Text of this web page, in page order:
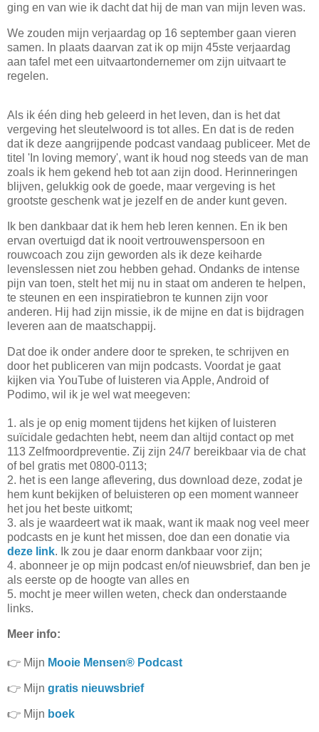
ging en van wie ik dacht dat hij de man van mijn leven was.
We zouden mijn verjaardag op 16 september gaan vieren
samen. In plaats daarvan zat ik op mijn 45ste verjaardag
aan tafel met een uitvaartondernemer om zijn uitvaart te
regelen.
Als ik één ding heb geleerd in het leven, dan is het dat
vergeving het sleutelwoord is tot alles. En dat is de reden
dat ik deze aangrijpende podcast vandaag publiceer. Met de
titel 'In loving memory', want ik houd nog steeds van de man
zoals ik hem gekend heb tot aan zijn dood. Herinneringen
blijven, gelukkig ook de goede, maar vergeving is het
grootste geschenk wat je jezelf en de ander kunt geven.
Ik ben dankbaar dat ik hem heb leren kennen. En ik ben
ervan overtuigd dat ik nooit vertrouwenspersoon en
rouwcoach zou zijn geworden als ik deze keiharde
levenslessen niet zou hebben gehad. Ondanks de intense
pijn van toen, stelt het mij nu in staat om anderen te helpen,
te steunen en een inspiratiebron te kunnen zijn voor
anderen. Hij had zijn missie, ik de mijne en dat is bijdragen
leveren aan de maatschappij.
Dat doe ik onder andere door te spreken, te schrijven en
door het publiceren van mijn podcasts. Voordat je gaat
kijken via YouTube of luisteren via Apple, Android of
Podimo, wil ik je wel wat meegeven:
1. als je op enig moment tijdens het kijken of luisteren
suïcidale gedachten hebt, neem dan altijd contact op met
113 Zelfmoordpreventie. Zij zijn 24/7 bereikbaar via de chat
of bel gratis met 0800-0113;
2. het is een lange aflevering, dus download deze, zodat je
hem kunt bekijken of beluisteren op een moment wanneer
het jou het beste uitkomt;
3. als je waardeert wat ik maak, want ik maak nog veel meer
podcasts en je kunt het missen, doe dan een donatie via
deze link. Ik zou je daar enorm dankbaar voor zijn;
4. abonneer je op mijn podcast en/of nieuwsbrief, dan ben je
als eerste op de hoogte van alles en
5. mocht je meer willen weten, check dan onderstaande
links.
Meer info:
👉 Mijn Mooie Mensen® Podcast
👉 Mijn gratis nieuwsbrief
👉 Mijn boek